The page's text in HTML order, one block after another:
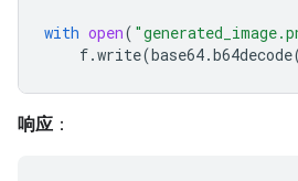
with open(
f.write(base64.b64decode
响应 ：